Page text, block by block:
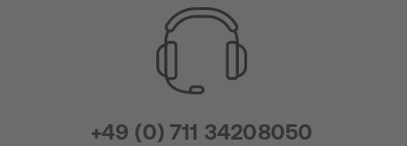
+49 (0) 711 34208050